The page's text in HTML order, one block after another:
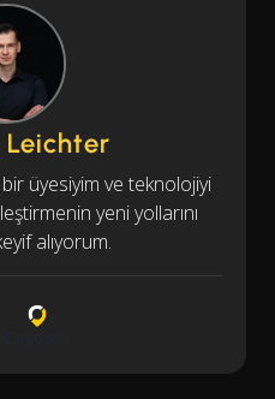
Leichter
üyesiyim ve teknolojiyi
yeni yollarını
alıyorum.